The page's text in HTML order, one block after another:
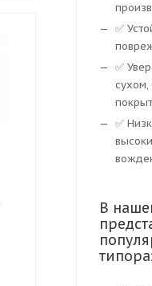
W662 195/60
✅
✅
✅
В